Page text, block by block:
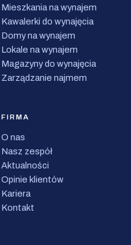
Mieszkania na wynajem
Kawalerki do wynajęcia
Domy na wynajem
Lokale na wynajem
Magazyny do wynajęcia
Zarządzanie najmem
FIRMA
O nas
Nasz zespół
Aktualności
Opinie klientów
Kariera
Kontakt